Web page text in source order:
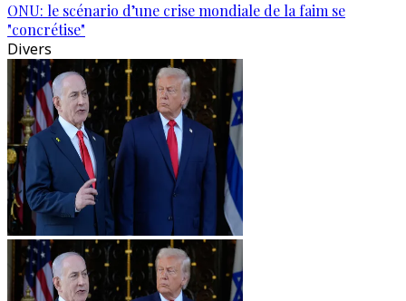
ONU: le scénario d’une crise mondiale de la faim se
"concrétise"
Divers